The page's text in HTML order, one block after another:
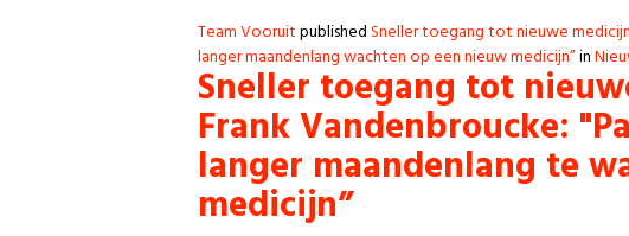
Team VooruitpublishedSneller toegang tot nieuwe
langer maandenlang wachten op een nieuw medicijn”in
Sneller toegang tot
Frank Vandenbroucke:
langer maandenlang te
medicijn”